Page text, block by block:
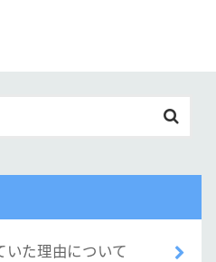
いた理由について